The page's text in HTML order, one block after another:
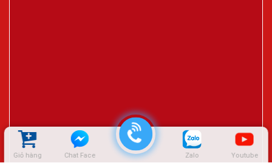
Giỏ hàng Chat Face Zalo Youtube